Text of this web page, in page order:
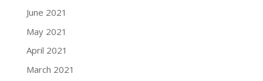
June 2021
May 2021
April 2021
March 2021